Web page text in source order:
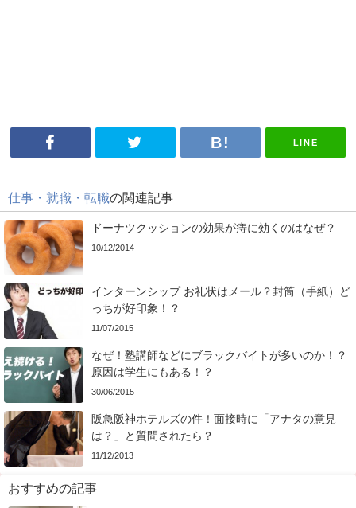
LINE
仕事・就職・転職の関連記事
ドーナツクッションの効果が痔に効くのはなぜ？
10/12/2014
インターンシップ お礼状はメール？封筒（手紙）ど
っちが好印象！？
11/07/2015
なぜ！塾講師などにブラックバイトが多いのか！？
原因は学生にもある！？
30/06/2015
阪急阪神ホテルズの件！面接時に「アナタの意見
は？」と質問されたら？
11/12/2013
おすすめの記事